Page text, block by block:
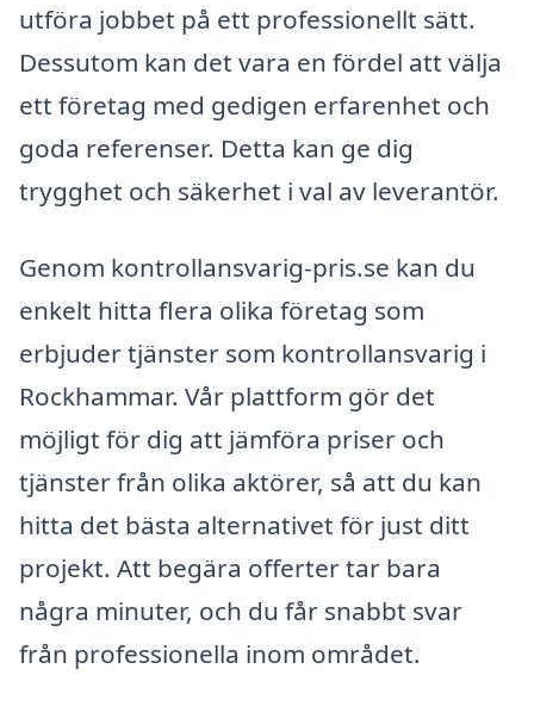
utföra jobbet på ett professionellt sätt.
Dessutom kan det vara en fördel att välja
ett företag med gedigen erfarenhet och
goda referenser. Detta kan ge dig
trygghet och säkerhet i val av leverantör.
Genom kontrollansvarig-pris.se kan du
enkelt hitta flera olika företag som
erbjuder tjänster som kontrollansvarig i
Rockhammar. Vår plattform gör det
möjligt för dig att jämföra priser och
tjänster från olika aktörer, så att du kan
hitta det bästa alternativet för just ditt
projekt. Att begära offerter tar bara
några minuter, och du får snabbt svar
från professionella inom området.